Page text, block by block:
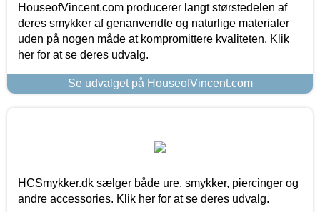
HouseofVincent.com producerer langt størstedelen af
deres smykker af genanvendte og naturlige materialer
uden på nogen måde at kompromittere kvaliteten. Klik
her for at se deres udvalg.
Se udvalget på HouseofVincent.com
HCSmykker.dk sælger både ure, smykker, piercinger og
andre accessories. Klik her for at se deres udvalg.